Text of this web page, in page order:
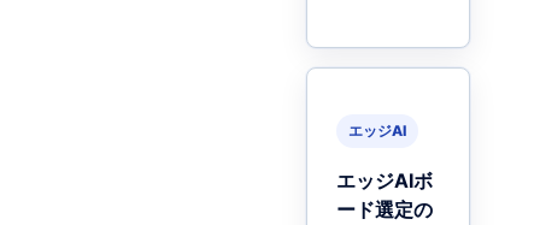
エッジAI
エッジAIボ
ード選定の